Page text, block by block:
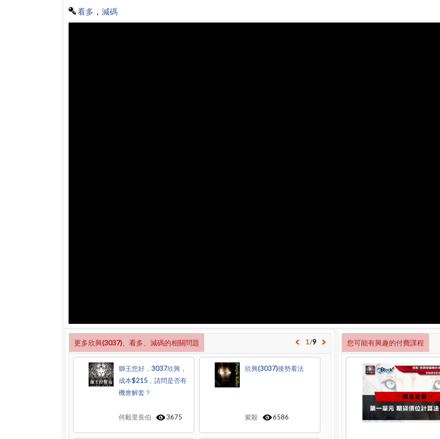
看多 減碼
更多欣興(3037)、看多、減碼的相關問題 1/9
獅王您好，3037欣興，
成本$215，請問是否有
機會解套？
何毅里長伯 3675
欣興(3037)後勢看法
紫殺 6586
您可能有興趣的付費課程